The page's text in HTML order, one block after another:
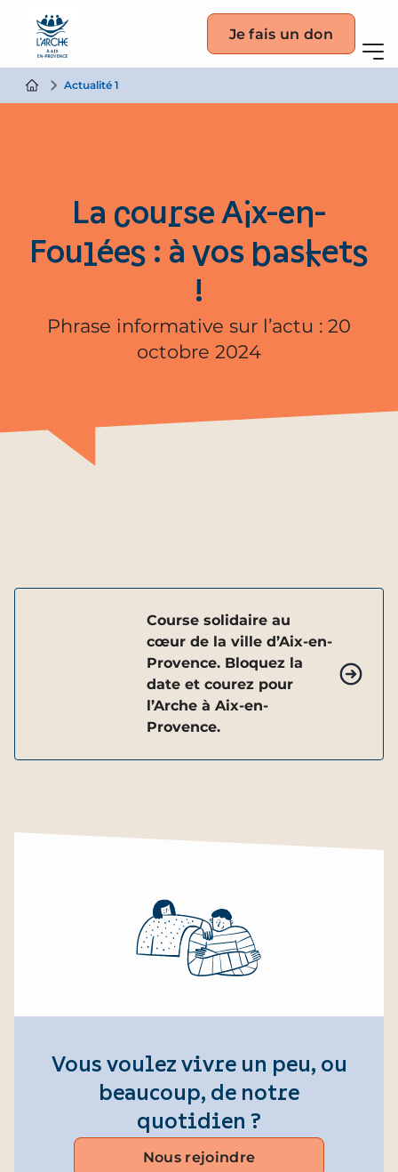
Je fais un don
Actualité 1
La course Aix-en-
Foulées : à vos baskets
!
Phrase informative sur l’actu : 20
octobre 2024
Course solidaire au
cœur de la ville d’Aix-en-
Provence. Bloquez la
date et courez pour
l’Arche à Aix-en-
Provence.
Vous voulez vivre un peu, ou
beaucoup, de notre
quotidien ?
Nous rejoindre